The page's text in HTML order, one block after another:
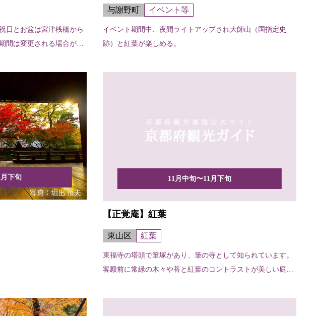
日とお盆は宮津桟橋から
間は変更される場合があ
与謝野町 イベント等
イベント期間中、夜間ライトアップされ大師山（国指定史
跡）と紅葉が楽しめる。
下旬 11月中旬〜11月下旬
【正覚庵】紅葉
東山区 紅葉
東福寺の塔頭で筆塚があり、筆の寺として知られています。
客殿前に常緑の木々や苔と紅葉のコントラストが美しい庭園